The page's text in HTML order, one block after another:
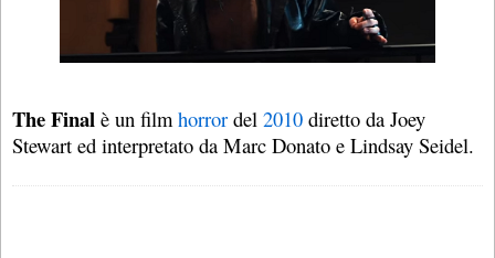
The Final è un film horror del 2010 diretto da Joey
Stewart ed interpretato da Marc Donato e Lindsay Seidel.